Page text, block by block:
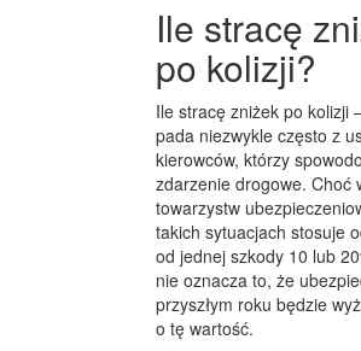
Ile stracę
po kolizji?
Ile stracę zniżek po kolizji
pada niezwykle często z
kierowców, którzy
zdarzenie drogowe. Choć
towarzystw
takich sytuacjach stosuje
od jednej szkody 10 lub
nie oznacza to, że
przyszłym roku będzie
o tę wartość.